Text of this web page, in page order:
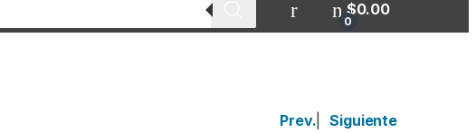
0
$0.00
Prev. Siguiente